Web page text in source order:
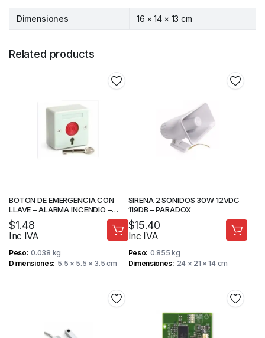
Dimensiones 16 × 14 × 13 cm
Related products
BOTON DE EMERGENCIA CON
LLAVE – ALARMA INCENDIO –
STV
$1.48
Inc IVA
Peso 0.038 kg
Dimensiones 5.5 × 5.5 × 3.5 cm
SIRENA 2 SONIDOS 30W 12VDC
119DB – PARADOX
$15.40
Inc IVA
Peso 0.855 kg
Dimensiones
24 × 21 × 14 cm